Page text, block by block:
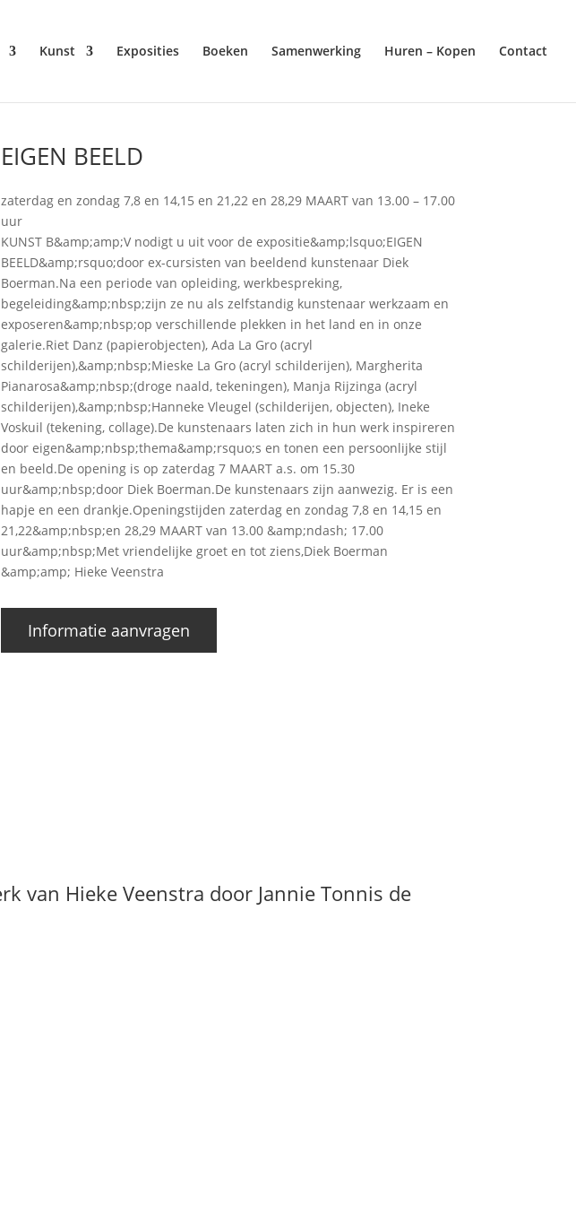
Kunst Exposities Boeken Samenwerking Huren – Kopen Contact
EIGEN BEELD
zaterdag en zondag 7,8 en 14,15 en 21,22 en 28,29 MAART van 13.00 – 17.00
uur
KUNST B&amp;amp;V nodigt u uit voor de expositie&amp;lsquo;EIGEN
BEELD&amp;rsquo;door ex-cursisten van beeldend kunstenaar Diek
Boerman.Na een periode van opleiding, werkbespreking,
begeleiding&amp;nbsp;zijn ze nu als zelfstandig kunstenaar werkzaam en
exposeren&amp;nbsp;op verschillende plekken in het land en in onze
galerie.Riet Danz (papierobjecten), Ada La Gro (acryl
schilderijen),&amp;nbsp;Mieske La Gro (acryl schilderijen), Margherita
Pianarosa&amp;nbsp;(droge naald, tekeningen), Manja Rijzinga (acryl
schilderijen),&amp;nbsp;Hanneke Vleugel (schilderijen, objecten), Ineke
Voskuil (tekening, collage).De kunstenaars laten zich in hun werk inspireren
door eigen&amp;nbsp;thema&amp;rsquo;s en tonen een persoonlijke stijl
en beeld.De opening is op zaterdag 7 MAART a.s. om 15.30
uur&amp;nbsp;door Diek Boerman.De kunstenaars zijn aanwezig. Er is een
hapje en een drankje.Openingstijden zaterdag en zondag 7,8 en 14,15 en
21,22&amp;nbsp;en 28,29 MAART van 13.00 &amp;ndash; 17.00
uur&amp;nbsp;Met vriendelijke groet en tot ziens,Diek Boerman
&amp;amp; Hieke Veenstra
Informatie aanvragen
van Hieke Veenstra door Jannie Tonnis de